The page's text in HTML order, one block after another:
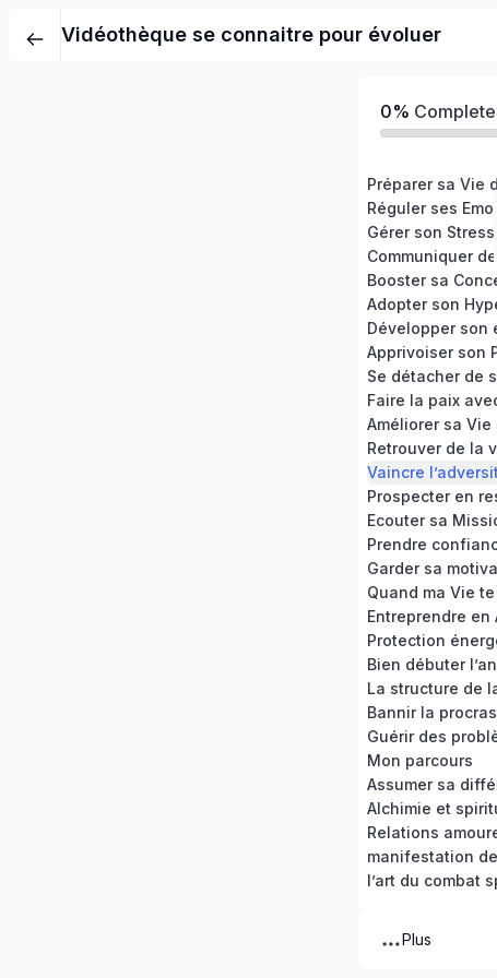
Vidéothèque se connaitre pour évoluer
0%
Préparer sa Vie
Réguler ses
Gérer son
Communiquer
Booster sa
Adopter son
Apprivoiser son
Améliorer sa Vie
Retrouver de la
Vaincre
Prospecter en
Ecouter sa
Prendre
Garder sa
Quand ma Vie
Entreprendre
Protection
Bien débuter
La structure de
Mon parcours
Assumer sa
Alchimie et
Relations
manifestation
l’art du combat
Plus